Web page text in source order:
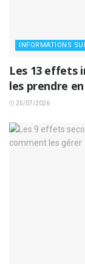
INFORMATIONS
Les 13 effets
les prendre
25/07/2026